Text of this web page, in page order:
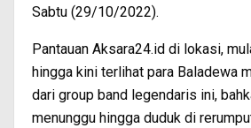
Sabtu (29/10/2022).
Pantauan Aksara24.id di lokasi,
hingga kini terlihat para Baladewa
dari group band legendaris ini,
menunggu hingga duduk di